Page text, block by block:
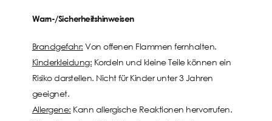
Warn-/Sicherheitshinweisen
Brandgefahr: Von offenen Flammen fernhalten.
Kinderkleidung: Kordeln und kleine Teile können ein
Risiko darstellen. Nicht für Kinder unter 3 Jahren
geeignet.
Allergene: Kann allergische Reaktionen hervorrufen.